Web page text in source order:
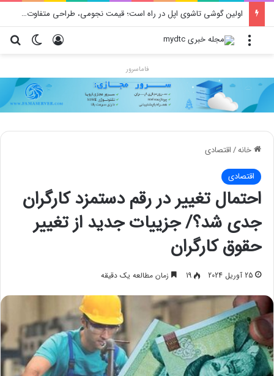
اولین گوشی تاشوی اپل در راه است؛ قیمت نجومی، طراحی متفاوت و زمان رونمایی احتمالی
تغییر ورود منو
فاماسرور
خانه/اقتصادی
اقتصادی
احتمال تغییر در رقم دستمزد کارگران
جدی شد؟/ جزییات جدید از تغییر
حقوق کارگران
25 آوریل 2024 19 زمان مطالعه یک دقیقه